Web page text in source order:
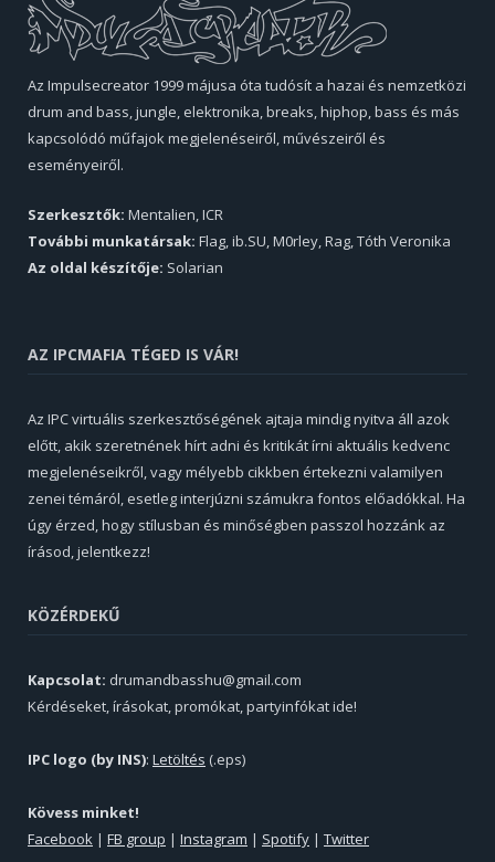
Az Impulsecreator 1999 májusa óta tudósít a hazai és nemzetközi
drum and bass, jungle, elektronika, breaks, hiphop, bass és más
kapcsolódó műfajok megjelenéseiről, művészeiről és
eseményeiről.
Szerkesztők: Mentalien, ICR
További munkatársak: Flag, ib.SU, M0rley, Rag, Tóth Veronika
Az oldal készítője: Solarian
AZ IPCMAFIA TÉGED IS VÁR!
Az IPC virtuális szerkesztőségének ajtaja mindig nyitva áll azok
előtt, akik szeretnének hírt adni és kritikát írni aktuális kedvenc
megjelenéseikről, vagy mélyebb cikkben értekezni valamilyen
zenei témáról, esetleg interjúzni számukra fontos előadókkal. Ha
úgy érzed, hogy stílusban és minőségben passzol hozzánk az
írásod, jelentkezz!
KÖZÉRDEKŰ
Kapcsolat: drumandbasshu@gmail.com
Kérdéseket, írásokat, promókat, partyinfókat ide!
IPC logo (by INS): Letöltés (.eps)
Kövess minket!
Facebook | FB group | Instagram | Spotify | Twitter